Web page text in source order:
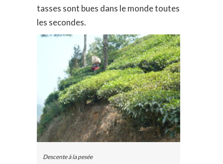
tasses sont bues dans le monde toutes
les secondes.
Descente à la pesée